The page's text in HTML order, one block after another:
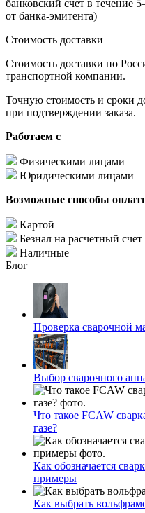
банковский счет в течение
от банка-эмитента)
Стоимость доставки
Стоимость доставки по
транспортной компании.
Точную стоимость и сроки
при подтверждении заказа.
Работаем с
Физическими лицами
Юридическими лицами
Возможные способы
Картой
Безнал на расчетный счет
Наличные
Блог
Проверка сварочной
Выбор сварочного
Что такое FCAW
газе?
Как обозначается
примеры
Как выбрать